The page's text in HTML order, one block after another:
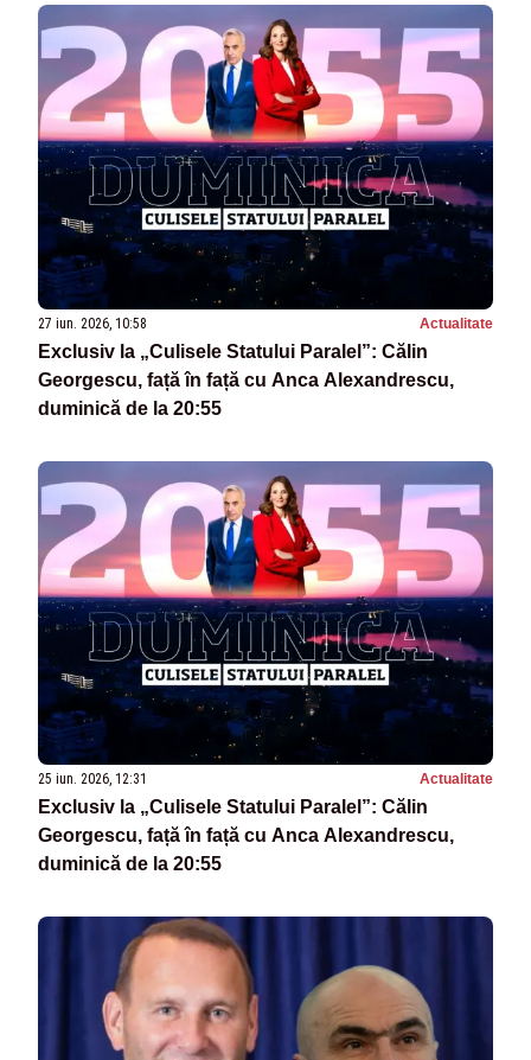
27 iun. 2026, 10:58 Actualitate
Exclusiv la „Culisele Statului Paralel”: Călin
Georgescu, față în față cu Anca Alexandrescu,
duminică de la 20:55
25 iun. 2026, 12:31 Actualitate
Exclusiv la „Culisele Statului Paralel”: Călin
Georgescu, față în față cu Anca Alexandrescu,
duminică de la 20:55